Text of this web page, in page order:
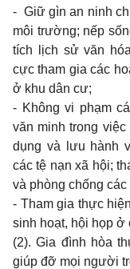
- Giữ gìn an ninh
môi trường; nếp
tích lịch sử văn
cực tham gia các
ở khu dân cư;
- Không vi phạm
văn minh trong
dụng và lưu hành
các tệ nạn xã hội;
và phòng chống
- Tham gia thực
sinh hoạt, hội họp ở
(2). Gia đình hòa
giúp đỡ mọi người